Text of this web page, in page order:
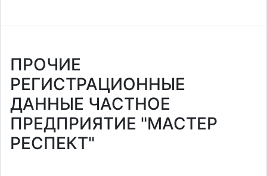
ПРОЧИЕ
РЕГИСТРАЦИОННЫЕ
ДАННЫЕ ЧАСТНОЕ
ПРЕДПРИЯТИЕ "МАСТЕР
РЕСПЕКТ"